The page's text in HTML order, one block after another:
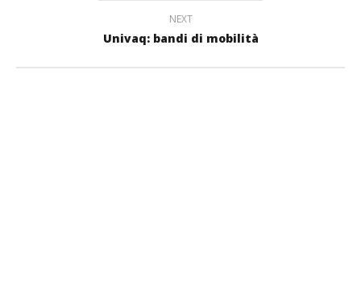
NEXT
Univaq: bandi di mobilità